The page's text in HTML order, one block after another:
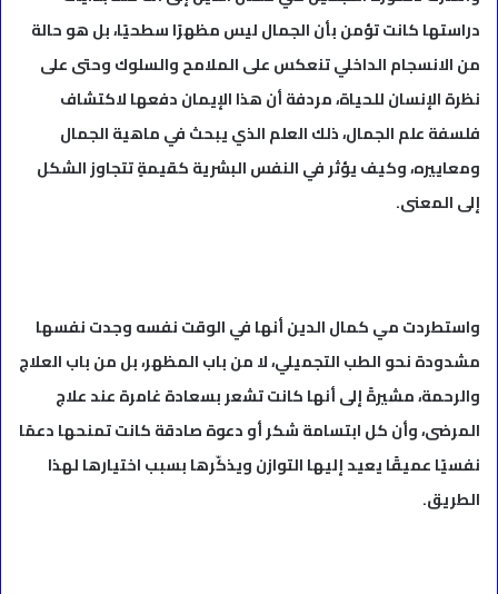
دراستها كانت تؤمن بأن الجمال ليس مظهرًا سطحيًا، بل هو حالة
من الانسجام الداخلي تنعكس على الملامح والسلوك وحتى على
نظرة الإنسان للحياة، مردفة أن هذا الإيمان دفعها لاكتشاف
فلسفة علم الجمال، ذلك العلم الذي يبحث في ماهية الجمال
ومعاييره، وكيف يؤثر في النفس البشرية كقيمةٍ تتجاوز الشكل
إلى المعنى.
واستطردت مي كمال الدين أنها في الوقت نفسه وجدت نفسها
مشدودة نحو الطب التجميلي، لا من باب المظهر، بل من باب العلاج
والرحمة، مشيرةً إلى أنها كانت تشعر بسعادة غامرة عند علاج
المرضى، وأن كل ابتسامة شكر أو دعوة صادقة كانت تمنحها دعمًا
نفسيًا عميقًا يعيد إليها التوازن ويذكّرها بسبب اختيارها لهذا
الطريق.